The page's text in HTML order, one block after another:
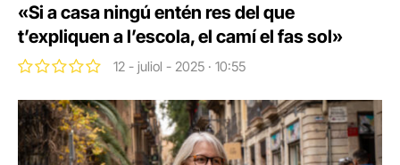
«Si a casa ningú entén res del que
t’expliquen a l’escola, el camí el fas sol»
12 - juliol - 2025 · 10:55